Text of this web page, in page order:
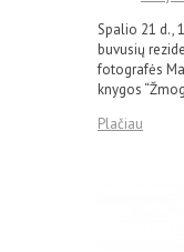
Spalio 21 d.,
buvusių
fotografės
knygos
Plačiau